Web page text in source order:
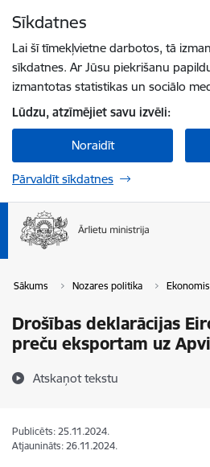
Sīkdatnes
Lai šī tīmekļvietne darbotos, tā
sīkdatnes. Ar Jūsu piekrišanu
izmantotas statistikas un sociālo
Lūdzu, atzīmējiet savu izvēli:
Noraidīt
Pārvaldīt sīkdatnes
Sākums Nozares politika
Drošības deklarācijas
preču eksportam uz
Atskaņot tekstu
Publicēts: 25.11.2024.
Atjaunināts: 26.11.2024.